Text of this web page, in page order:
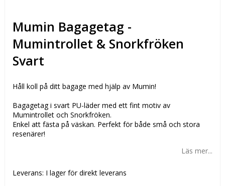
Mumin Bagagetag -
Mumintrollet & Snorkfröken
Svart
Håll koll på ditt bagage med hjälp av Mumin!
Bagagetag i svart PU-läder med ett fint motiv av
Mumintrollet och Snorkfröken.
Enkel att fästa på väskan. Perfekt för både små och stora
resenärer!
Läs mer...
Leverans: I lager för direkt leverans